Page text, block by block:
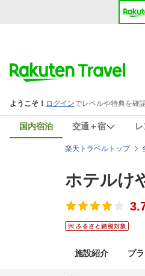
国内宿泊 交通＋宿
楽天トラベルトップ
ホテルけ
施設紹介 プ